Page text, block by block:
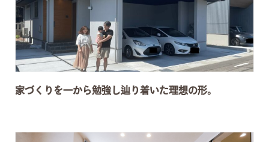
家づくりを一から勉強し辿り着いた理想の形。